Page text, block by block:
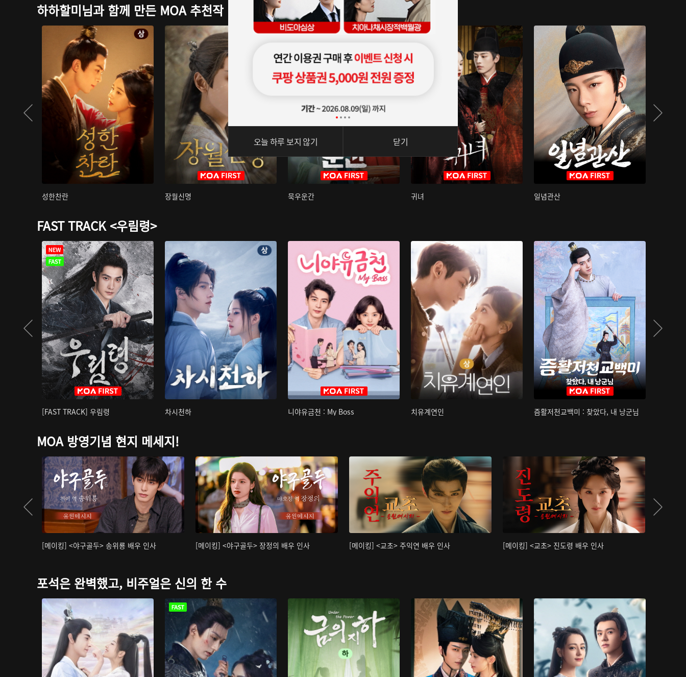
하하할미님과 함께 만든 MOA 추천작
성한찬란 장월신명 묵우운간 귀녀 일념관산
FAST TRACK <우림령>
[FAST TRACK] 우림령 차시천하 니야유금천 : My Boss 치유계연인 즘활저천교백미 : 찾았다, 내 낭군님
MOA 방영기념 현지 메세지!
[메이킹] <야구골두> 송위룡 배우 인사 [메이킹] <야구골두> 장정의 배우 인사 [메이킹] <교초> 주익연 배우 인사 [메이킹] <교초> 진도령 배우 인사
포석은 완벽했고, 비주얼은 신의 한 수
오늘 하루 보지 않기 닫기